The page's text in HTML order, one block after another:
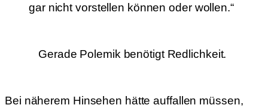
gar nicht vorstellen können oder wollen.“
Gerade Polemik benötigt Redlichkeit.
Bei näherem Hinsehen hätte auffallen müssen,